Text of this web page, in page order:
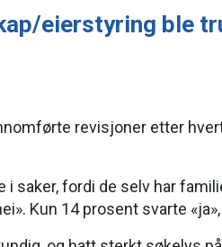
eierstyring ble
revisjoner etter
saker, fordi de selv har
Kun 14 prosent svarte